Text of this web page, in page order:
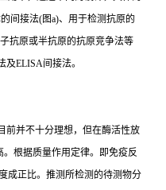
间接法(图a)、用于检测抗原的
抗原或半抗原的抗原竞争法等
及ELISA间接法。
前并不十分理想，但在酶活性放
。根据质量作用定律。即免疫反
成正比。推测所检测的待测物分